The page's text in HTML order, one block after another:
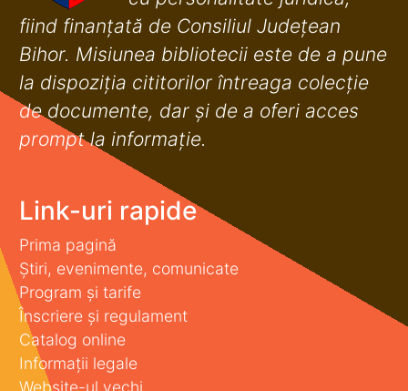
fiind finanţată de Consiliul Judeţean
Bihor. Misiunea bibliotecii este de a pune
la dispoziţia cititorilor întreaga colecţie
de documente, dar şi de a oferi acces
prompt la informaţie.
Link-uri rapide
Prima pagină
Știri, evenimente, comunicate
Program și tarife
Înscriere și regulament
Catalog online
Informații legale
Website-ul vechi